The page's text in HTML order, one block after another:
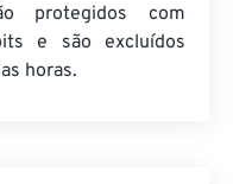
protegidos com
e são excluídos
horas.